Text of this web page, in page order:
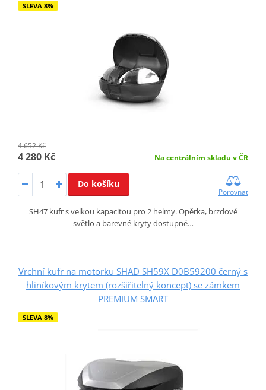
SLEVA 8%
4 652 Kč
4 280 Kč Na centrálním skladu v ČR
Do košíku
Porovnat
SH47 kufr s velkou kapacitou pro 2 helmy. Opěrka, brzdové
světlo a barevné kryty dostupné…
Vrchní kufr na motorku SHAD SH59X D0B59200 černý s
hliníkovým krytem (rozšiřitelný koncept) se zámkem
PREMIUM SMART
SLEVA 8%